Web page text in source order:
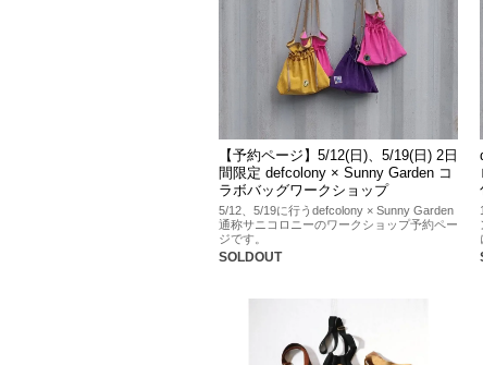
【予約ページ】5/12(日)、5/19(日) 2日
間限定 defcolony × Sunny Garden コ
ラボバッグワークショップ
5/12、5/19に行うdefcolony × Sunny Garden
通称サニコロニーのワークショップ予約ペー
ジです。
SOLDOUT